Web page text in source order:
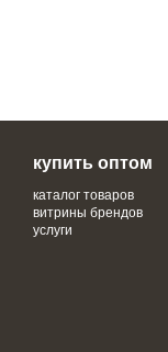
купить оптом
каталог товаров
витрины брендов
услуги